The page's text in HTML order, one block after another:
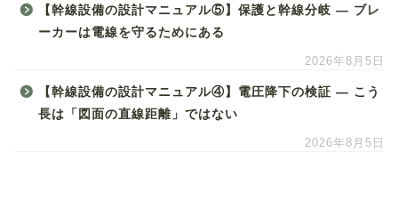
【幹線設備の設計マニュアル⑤】保護と幹線分岐 ― ブレ
ーカーは電線を守るためにある
2026年8月5日
【幹線設備の設計マニュアル④】電圧降下の検証 ― こう
長は「図面の直線距離」ではない
2026年8月5日